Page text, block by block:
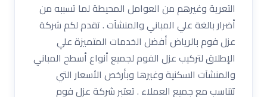
التعرية وغيرهم من العوامل المحيطة لما تسببه من
أضرار بالغة علي المباني والمنشآت . تقدم لكم شركة
عزل فوم بالرياض أفضل الخدمات المتميزة علي
الإطلاق لتركيب عزل الفوم لجميع أنواع أسطح المباني
والمنشآت السكنية وغيرها وبأرخص الأسعار التي
تتناسب مع جميع العملاء . تعتبر شركة عزل فوم